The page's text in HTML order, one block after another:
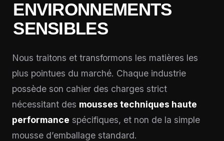
ENVIRONNEMENTS
SENSIBLES
Nous traitons et transformons les matières les
plus pointues du marché. Chaque industrie
possède son cahier des charges strict
nécessitant des mousses techniques haute
performance spécifiques, et non de la simple
mousse d’emballage standard.